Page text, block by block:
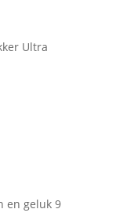
Ultra
en geluk 9